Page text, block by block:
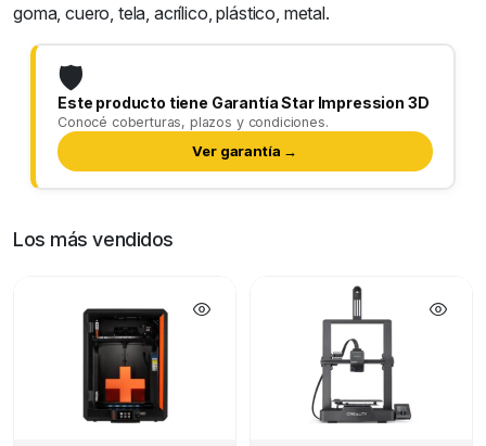
goma, cuero, tela, acrílico, plástico, metal.
🛡️
Este producto tiene Garantía Star Impression 3D
Conocé coberturas, plazos y condiciones.
Ver garantía →
Los más vendidos